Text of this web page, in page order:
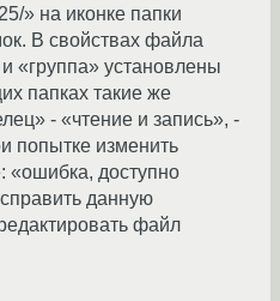
» на иконке папки
В свойствах файла
«группа» установлены
папках такие же
- «чтение и запись», -
попытке изменить
«ошибка, доступно
данную
файл